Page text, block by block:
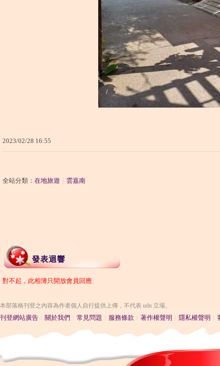
2023/02/28 16:55
全站分類： 在地旅遊 雲嘉南
發表迴響
對不起，此相簿只開放會員回應
本部落格刊登之內容為作者個人自行提供上傳，不代表 udn 立場。
刊登網站廣告 關於我們 常見問題 服務條款 著作權聲明 隱私權聲明